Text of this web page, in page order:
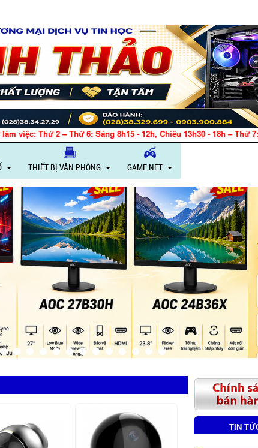
6: Sáng 8h15 - 12h, Chiều 13h30 - 18h – Thứ 7: Sáng 8h15 - 12h,
THIẾT BỊ VĂN PHÒNG GAME NET
TIN